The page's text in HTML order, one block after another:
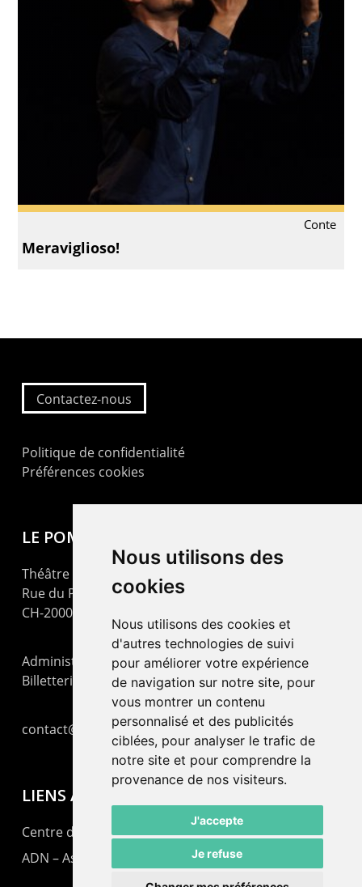
Nous utilisons des
cookies
Nous utilisons des cookies et
d'autres technologies de suivi
pour améliorer votre expérience
de navigation sur notre site, pour
vous montrer un contenu
personnalisé et des publicités
ciblées, pour analyser le trafic de
notre site et pour comprendre la
provenance de nos visiteurs.
J'accepte
Je refuse
Conte
Meraviglioso!
Contactez-nous
Politique de confidentialité
Préférences cookies
LE POMMIER
Théâtre – Centre Culturel Neuchâtelois
Rue du Pommier 9
CH-2000 Neuchâtel
Administration : +41 32 725 03 03
Billetterie : +41 32 725 05 05
contact@lepommier.ch
LIENS AMIS
Centre de culture ABC
ADN – Association Danse Neuchâtel